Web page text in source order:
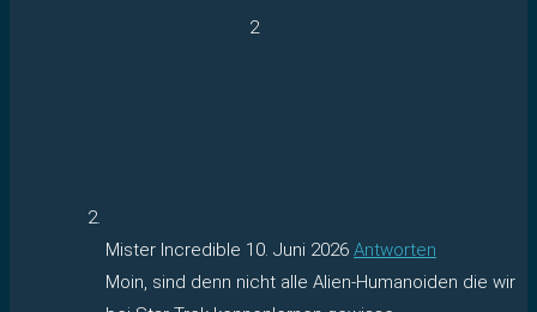
2
Mister Incredible 10. Juni 2026 Antworten
Moin, sind denn nicht alle Alien-Humanoiden die wir